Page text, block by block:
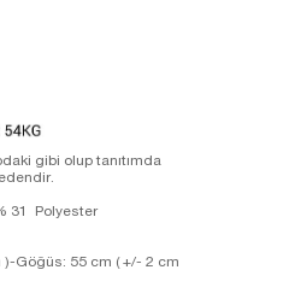
gibi olup tanıtımda
31 Polyester
)-Göğüs: 55 cm ( +/- 2 cm